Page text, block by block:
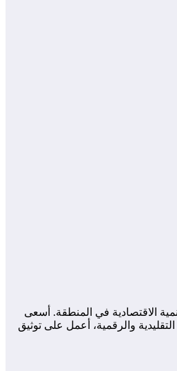
الاقتصادية في المنطقة. أسعى
والرقمية، أعمل على توثيق